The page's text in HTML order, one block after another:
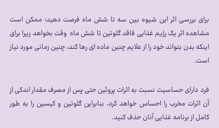
برای بررسی اثر این شیوه بین سه تا شش ماه فرصت دهید؛ ممکن است
مشاهده اثر یک رژیم غذایی فاقد گلوتین تا شش ماه وقت بخواهد زیرا برای
اینکه بدن بتواند خود را از علایم چنین ماده ای رها کند، چنین زمانی مورد نیاز
است.
فرد دارای حساسیت نسبت به اثرات پروئین حتی پس از مصرف مقدار اندکی از
آن اثرات مخرب را احساس خواهد کرد، بنابراین گلوتین و کیسین را به طور
کامل از برنامه غذایی آنان حذف کنید.